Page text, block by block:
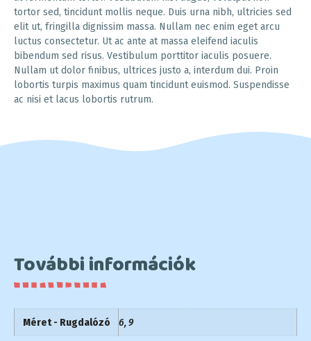
tortor sed, tincidunt mollis neque. Duis urna nibh, ultricies sed
elit ut, fringilla dignissim massa. Nullam nec enim eget arcu
luctus consectetur. Ut ac ante at massa eleifend iaculis
bibendum sed risus. Vestibulum porttitor iaculis posuere.
Nullam ut dolor finibus, ultrices justo a, interdum dui. Proin
lobortis turpis maximus quam tincidunt euismod. Suspendisse
ac nisi et lacus lobortis rutrum.
További információk
Méret - Rugdalózó 6, 9